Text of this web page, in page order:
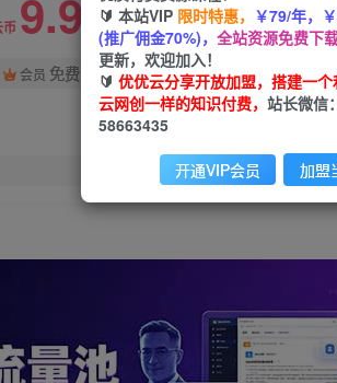
币 9.9 限时特惠
云币99
会员 免费
您当前未登
🔰 本站VIP 限时特惠， ￥79/年，
(推广佣金70%)， 全站资源免费下载
更新，欢迎加入！
🔰 优优云分享开放加盟，搭建一
云网创一样的知识付费， 站长微信：
58663435
开通VIP会员 加盟